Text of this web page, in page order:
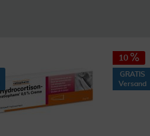
10
GRATIS
Versand